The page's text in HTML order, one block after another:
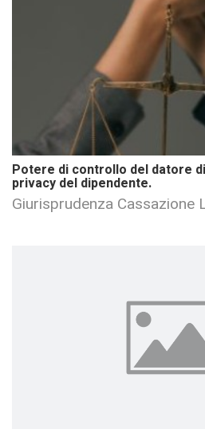
Potere di controllo del datore
privacy del dipendente.
Giurisprudenza Cassazione